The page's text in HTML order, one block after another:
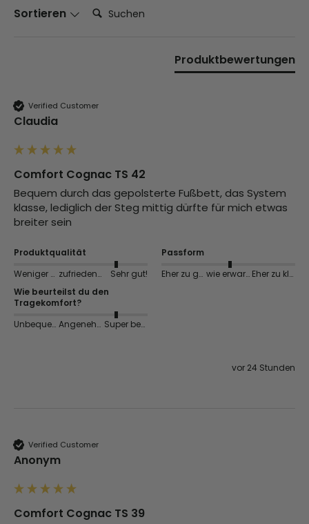
Sortieren Suchen:
Produktbewertungen
Verified Customer
Claudia
Comfort Cognac TS 42
Bequem durch das gepolsterte Fußbett, das System
klasse, lediglich der Steg mittig dürfte für mich etwas
breiter sein
Produktqualität
Weniger gut
zufriedenstellend Sehr gut!
Passform
Eher zu groß
wie erwartet
Eher zu klein
Wie beurteilst du den
Tragekomfort?
Unbequem
Angenehm Super bequem
vor 24 Stunden
Verified Customer
Anonym
Comfort Cognac TS 39